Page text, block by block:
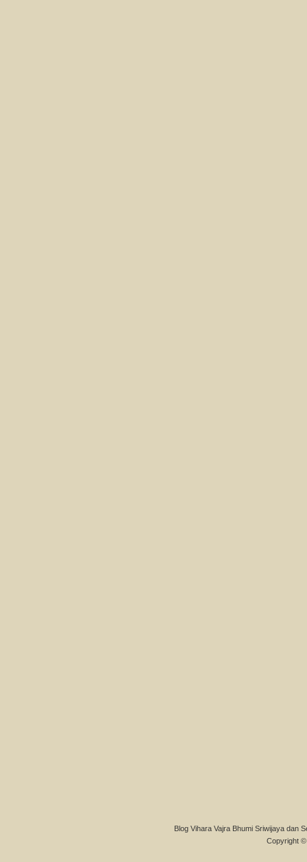
Blog Vihara Vajra Bhumi Sriwijaya dan
Copyright ©